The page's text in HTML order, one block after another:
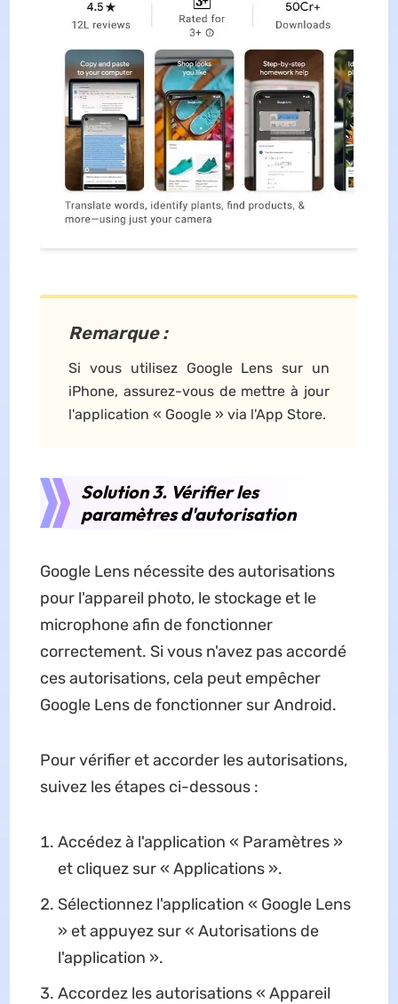
Remarque :
Si vous utilisez Google Lens sur un
iPhone, assurez-vous de mettre à jour
l'application « Google » via l'App Store.
Solution 3. Vérifier les
paramètres d'autorisation
Google Lens nécessite des autorisations
pour l'appareil photo, le stockage et le
microphone afin de fonctionner
correctement. Si vous n'avez pas accordé
ces autorisations, cela peut empêcher
Google Lens de fonctionner sur Android.
Pour vérifier et accorder les autorisations,
suivez les étapes ci-dessous :
Accédez à l'application « Paramètres »
et cliquez sur « Applications ».
Sélectionnez l'application « Google Lens
» et appuyez sur « Autorisations de
l'application ».
Accordez les autorisations « Appareil